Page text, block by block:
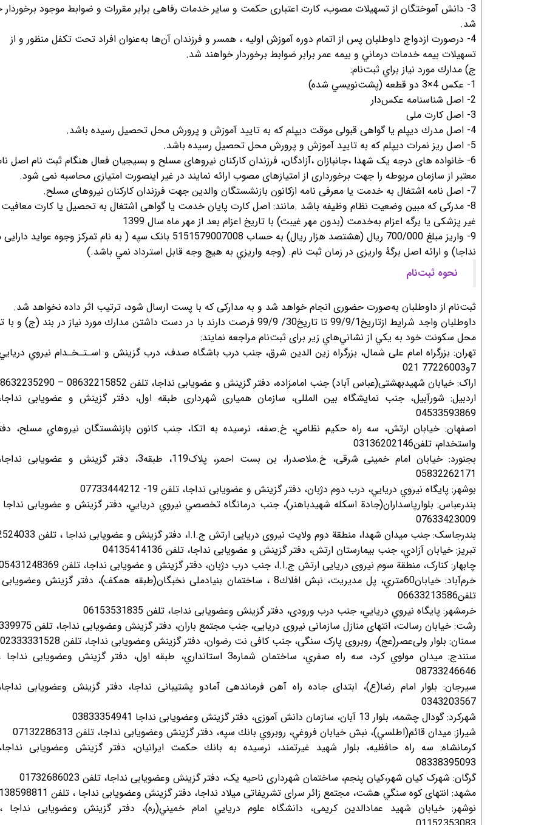
3- دانش آموختگان از تسهیلات مصوب، کارت اعتباری حکمت و سایر خدمات رفاهی برابر مقررات و ضوابط موجود برخوردار
شد.
4- درصورت ازدواج داوطلبان پس از اتمام دوره آموزش اوليه ، همسر و فرزندان آن‌ها به‌عنوان افراد تحت تكفل منظور و از
تسهيلات بيمه خدمات درماني و بيمه عمر برابر ضوابط برخوردار خواهند شد.
ج) مدارك مورد نياز براي ثبت‌نام:
1- عكس 4×3 دو قطعه (پشت‌نويسي شده)
2- اصل شناسنامه عکس‌دار
3- اصل کارت ملی
4- اصل مدرك ديپلم یا گواهی قبولی موقت دیپلم که به تایید آموزش و پرورش محل تحصیل رسیده باشد.
5- اصل ریز نمرات دیپلم که به تایید آموزش و پرورش محل تحصیل رسیده باشد.
6- خانواده های درجه یک شهدا ،جانبازان ،آزادگان، فرزندان کارکنان نیروهای مسلح و بسیجیان فعال هنگام ثبت نام اصل
معتبر از سازمان مربوطه را جهت برخورداری از امتیازهای مصوب ارائه نمایند در غیر اینصورت امتیازی محاسبه نمی شود.
7- اصل نامه اشتغال به خدمت یا معرفی نامه ازکانون بازنشستگان والدین جهت فرزندان کارکنان نیروهای مسلح.
8- مدرکی که مبین وضعیت نظام وظیفه باشد .مانند: اصل کارت پایان خدمت یا گواهی اشتغال به تحصیل یا کارت معافیت
غیر پزشکی يا برگه اعزام به‌خدمت (بدون مهر غيبت) با تاريخ اعزام بعد از مهر ماه سال 1399
9- واریز مبلغ 700/000 ریال (هشتصد هزار ریال) به حساب 5151579007008 بانک سپه ( به نام تمرکز وجوه
نداجا) و ارائه اصل برگۀ واریزی در زمان ثبت نام. (وجه واريزي به هيچ وجه قابل استرداد نمي باشد.)
نحوه ثبت‌نام
ثبت‌نام از داوطلبان به‌صورت حضوری انجام خواهد شد و به مدارکی که با پست ارسال شود، ترتیب اثر داده نخواهد شد.
داوطلبان واجد شرايط ازتاریخ99/9/1 تا تاريخ30/ 99/9 فرصت دارند با در دست داشتن مدارك مورد نياز در بند (ج)
محل سكونت خود به يكي از نشاني‌هاي زير برای ثبت‌نام مراجعه نمایند:
تهران: بزرگراه امام علی شمال، بزرگراه زین الدین شرق، جنب درب باشگاه صدف، درب گزينش و اسـتـخـدام نيروي
7و77226003 021
اراک: خیابان شهیدبهشتی(عباس آباد) جنب امامزاده، دفتر گزینش و عضویابی نداجا، تلفن 08632215852 – 08632235290
اردبیل: شورآبیل، جنب نمایشگاه بین المللی، سازمان همیاری شهرداری طبقه اول، دفتر گزینش و عضویابی
04533593869
اصفهان: خيابان ارتش، سه راه حكيم نظامي، خ.صفه، نرسيده به اتكا، جنب كانون بازنشستگان نيروهاي مسلح،
واستخدام، تلفن03136202146
بجنورد: خیابان امام خمینی شرقی، خ.ملاصدرا، بن بست احمر، پلاک119، طبقه3، دفتر گزینش و
05832262171
بوشهر: پایگاه نيروي دريایي، درب دوم دژبان، دفتر گزینش و عضویابی نداجا، تلفن 19- 07733444212
بندرعباس: بلوارپاسداران(جادة اسكله شهیدباهنر)، جنب درمانگاه تخصصي نيروي دريایي، دفتر گزینش و عضویابی
07633423009
بندرجاسک: جنب میدان شهدا، منطقة دوم ولایت نیروی دریایی ارتش ج.ا.ا، دفتر گزینش و عضویابی نداجا ، تلفن 07642524033
تبريز: خيابان آزادي، جنب بيمارستان ارتش، دفتر گزینش و عضویابی نداجا، تلفن 04135414136
چابهار: کنارک، منطقة سوم نیروی دریایی ارتش ج.ا.ا، جنب درب دژبان، دفتر گزینش و عضویابی نداجا، تلفن 05431248369
خرم‌آباد: خيابان60متري، پل مديريت، نبش افلاك8 ، ساختمان بنيادملی نخبگان(طبقه همكف)، دفتر گزینش
تلفن06633213586
خرمشهر: پايگاه نيروي دريايي، جنب درب ورودی، دفتر گزینش وعضویابی نداجا، تلفن 06153531835
رشت: خیابان رسالت، انتهای منازل سازمانی نیروی دریایی، جنب مجتمع باران، دفتر گزینش وعضویابی نداجا، تلفن 0133339975
سمنان: بلوار ولی‌عصر(عج)، روبروی پارک سنگی، جنب کافی نت رضوان، دفتر گزینش وعضویابی نداجا، تلفن 02333331528
سنندج: ميدان مولوي كرد، سه راه صفري، ساختمان شماره3 استانداري، طبقه اول، دفتر گزینش وعضویابی
08733246646
سيرجان: بلوار امام رضا(ع)، ابتدای جاده راه آهن فرماندهی آمادو پشتیبانی نداجا، دفتر گزینش وعضویابی
0343203567
شهرکرد: گودال چشمه، بلوار 13 آبان، سازمان دانش آموزی، دفتر گزینش وعضویابی نداجا 03833354941
شيراز: ميدان قائم(اطلسي)، نبش خيابان فروغي، روبروي بانك سپه، دفتر گزینش وعضویابی نداجا، تلفن 07132286313
كرمانشاه: سه راه حافظيه، بلوار شهيد غيرتمند، نرسيده به بانك حكمت ايرانيان، دفتر گزینش وعضویابی
08338395093
گرگان: شهرک کیان شهر،کیان پنجم، ساختمان شهرداری ناحیه یک، دفتر گزینش وعضویابی نداجا، تلفن 01732686023
مشهد: انتهای كوه سنگي هشت، مجتمع زائر سرای تشریفاتی میلاد نداجا، دفتر گزینش وعضویابی نداجا ، تلفن 05138598811
نوشهر: خیابان شهید عمادالدین کریمی، دانشگاه علوم دريايي امام خميني(ره)، دفتر گزینش وعضویابی نداجا